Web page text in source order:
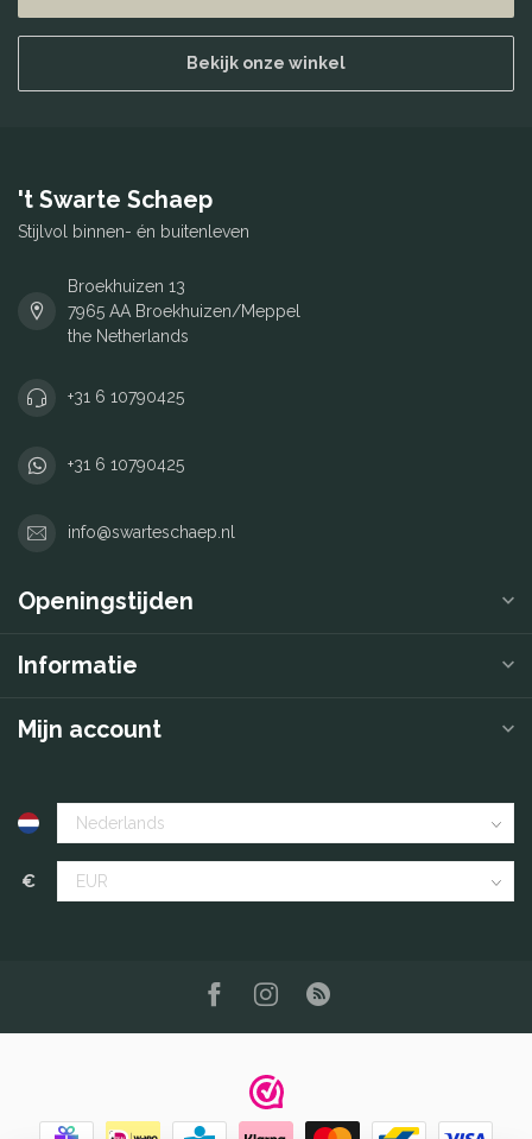
Bekijk onze winkel
't Swarte Schaep
Stijlvol binnen- én buitenleven
Broekhuizen 13
7965 AA Broekhuizen/Meppel
the Netherlands
+31 6 10790425
+31 6 10790425
info@swarteschaep.nl
Openingstijden
Informatie
Mijn account
€